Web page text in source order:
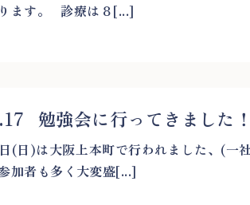
ます。 診療は８[...]
勉強会に行ってきました！
(日)は大阪上本町で行われました、(
加者も多く大変盛[...]